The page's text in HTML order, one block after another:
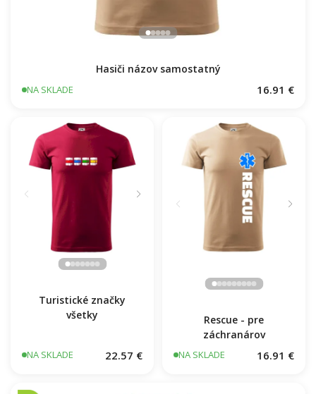
Hasiči názov samostatný
NA SKLADE 16.91 €
Turistické značky
všetky
NA SKLADE 22.57 €
Rescue - pre
záchranárov
NA SKLADE 16.91 €